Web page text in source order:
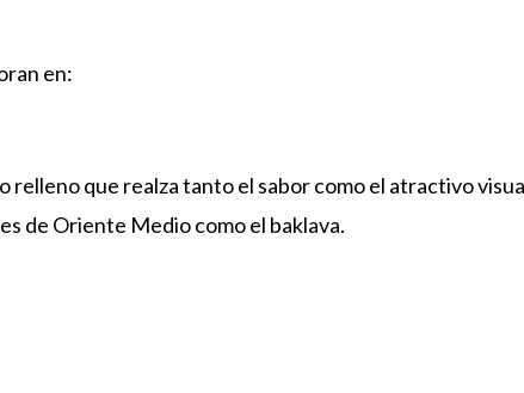
en:
relleno que realza tanto el sabor como el atractivo
de Oriente Medio como el baklava.